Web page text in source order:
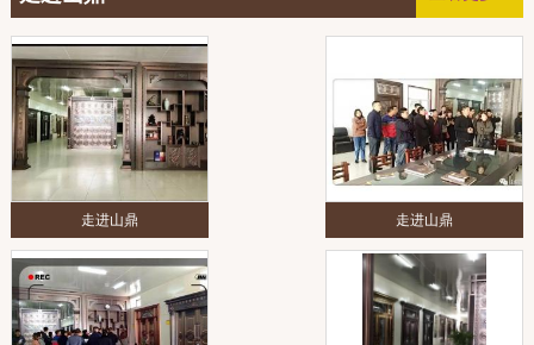
走进山鼎 走进山鼎